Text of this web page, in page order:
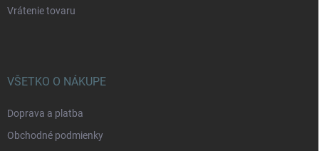
Vrátenie tovaru
VŠETKO O NÁKUPE
Doprava a platba
Obchodné podmienky